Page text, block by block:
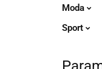
Moda
Sport